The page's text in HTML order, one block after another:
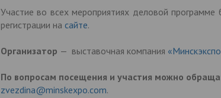
Участие во всех мероприятиях деловой программе
регистрации на сайте.
Организатор — выставочная компания
По вопросам посещения и участия можно
zvezdina@minskexpo.com.